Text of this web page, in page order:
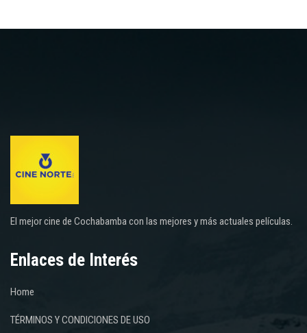
El mejor cine de Cochabamba con las mejores y más actuales películas.
Enlaces de Interés
Home
TÉRMINOS Y CONDICIONES DE USO